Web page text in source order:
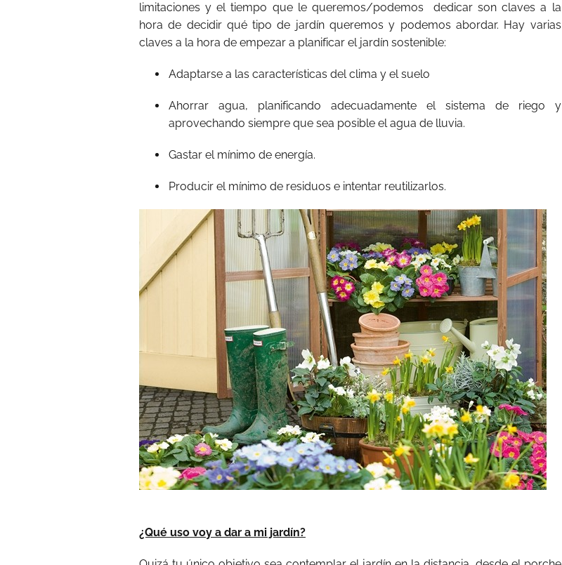
limitaciones y el tiempo que le queremos/podemos dedicar son claves a la
hora de decidir qué tipo de jardín queremos y podemos abordar. Hay varias
claves a la hora de empezar a planificar el jardín sostenible:
Adaptarse a las características del clima y el suelo
Ahorrar agua, planificando adecuadamente el sistema de riego y
aprovechando siempre que sea posible el agua de lluvia.
Gastar el mínimo de energía.
Producir el mínimo de residuos e intentar reutilizarlos.
¿Qué uso voy a dar a mi jardín?